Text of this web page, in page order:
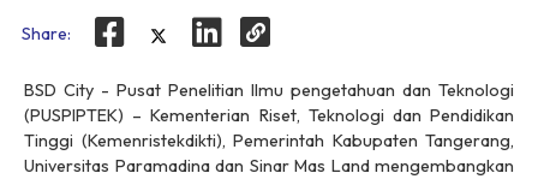
Share:
BSD City - Pusat Penelitian Ilmu pengetahuan dan Teknologi
(PUSPIPTEK) – Kementerian Riset, Teknologi dan Pendidikan
Tinggi (Kemenristekdikti), Pemerintah Kabupaten Tangerang,
Universitas Paramadina dan Sinar Mas Land mengembangkan